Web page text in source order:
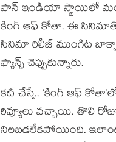
పాన్ ఇండియా స్థాయిలో మంచి
కింగ్ ఆఫ్ కోతా. ఈ సినిమాతో
సినిమా రిలీజ్ ముంగిట
ఫ్యాన్స్ చెప్పుకున్నారు.
కట్ చేస్తే.. ‘కింగ్ ఆఫ్
రివ్యూలు వచ్చాయి. తొలి
నిలబడలేకపోయింది. ఇలాంటి